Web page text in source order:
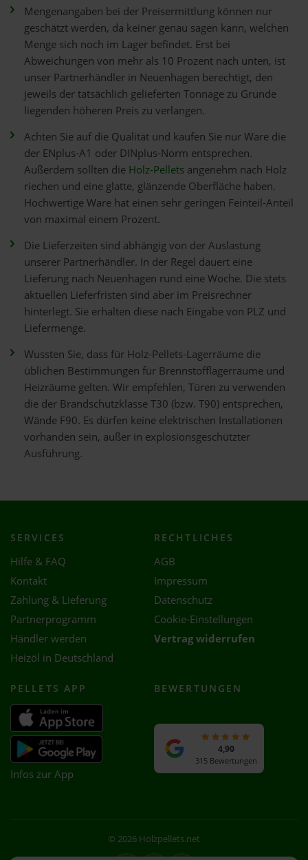
Mengenangaben bei der Preisermittlung können nur
geschätzt werden, da keiner genau sagen kann, welchen
Menge sich noch im Lager befindet. Erst bei
Abweichungen von mehr als 10 Prozent nach unten, ist
unser Partnerhändler in Neuenhagen berechtigt, den
jeweils der tatsächlich gelieferten Tonnage zu Grunde
liegenden höheren Preis zu verlangen.
Achten Sie auf die Qualität und kaufen Sie nur Ware die
der ENplus-A1 oder DINplus-Norm entsprechen.
Außerdem sollten die Holz-Pellets angenehm nach Holz
riechen und eine glatte, glänzende Oberfläche haben.
Hochwertige Ware hat einen sehr geringen Feinteil-Anteil
von maximal einem Prozent.
Die Lieferzeiten sind abhängig von der Auslastung
unserer Partnerhändler. In der Regel dauert eine
Lieferung nach Neuenhagen rund eine Woche. Die stets
aktuellen Lieferfristen sind aber im Preisrechner
hinterlegt. Sie erhalten diese nach Eingabe von PLZ und
Liefermenge.
Wussten Sie, dass für Holz-Pellets-Lagerräume die
üblichen Bestimmungen für Brennstofflagerräume und
Heizräume gelten. Wir empfehlen, Türen zu verwenden
die der Brandschutzklasse T30 (bzw. T90) entsprechen,
Wände F90. Es dürfen keine elektrischen Installationen
vorhanden sein, außer in explosionsgeschützter
Ausführung.
SERVICES
Hilfe & FAQ
Kontakt
Zahlung & Lieferung
Partnerprogramm
Händler werden
Heizöl in Deutschland
RECHTLICHES
AGB
Impressum
Datenschutz
Cookie-Einstellungen
Vertrag widerrufen
PELLETS APP
Infos zur App
BEWERTUNGEN
4,90
315 Bewertungen
© 2026 Holzpellets.net